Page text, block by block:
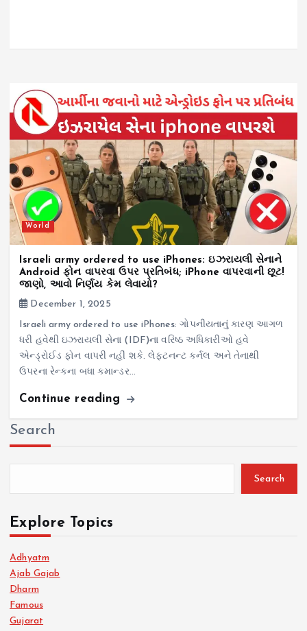
World
Israeli army ordered to use iPhones: ઇઝરાયલી સેનાને
Android ફોન વાપરવા ઉપર પ્રતિબંધ; iPhone વાપરવાની છૂટ!
જાણો, આવો નિર્ણય કેમ લેવાયો?
December 1, 2025
Israeli army ordered to use iPhones: ગોપનીયતાનું કારણ આગળ
ધરી હવેથી ઇઝરાયલી સેના (IDF)ના વરિષ્ઠ અધિકારીઓ હવે
એન્ડ્રોઈડ ફોન વાપરી નહીં શકે. લેફ્ટનન્ટ કર્નલ અને તેનાથી
ઉપરના રેન્કના બધા કમાન્ડર…
Continue reading
Search
Search
Explore Topics
Adhyatm
Ajab Gajab
Dharm
Famous
Gujarat